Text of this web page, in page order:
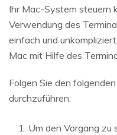
Ihr Mac-System steuern
Verwendung des
einfach und
Mac mit Hilfe des
Folgen Sie den
durchzuführen:
Um den Vorgang zu